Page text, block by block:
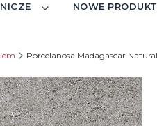
NOWE
Porcelanosa Madagascar